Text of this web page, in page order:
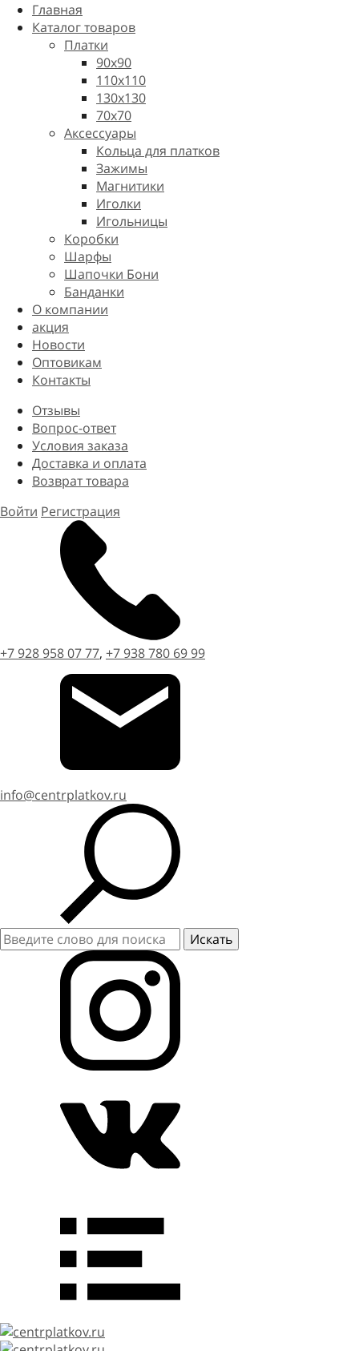
Главная
Каталог товаров
Платки
90x90
110x110
130x130
70х70
Аксессуары
Кольца для платков
Зажимы
Магнитики
Иголки
Игольницы
Коробки
Шарфы
Шапочки Бони
Банданки
О компании
акция
Новости
Оптовикам
Контакты
Отзывы
Вопрос-ответ
Условия заказа
Доставка и оплата
Возврат товара
Войти Регистрация
+7 928 958 07 77, +7 938 780 69 99
info@centrplatkov.ru